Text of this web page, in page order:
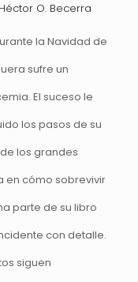
O. Becerra
la Navidad de
sufre un
El suceso le
los pasos de su
los grandes
en cómo sobrevivir
parte de su libro
con detalle.
siguen